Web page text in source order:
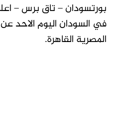
بورتسودان – تاق برس –
في السودان اليوم الاحد
المصرية القاهرة.